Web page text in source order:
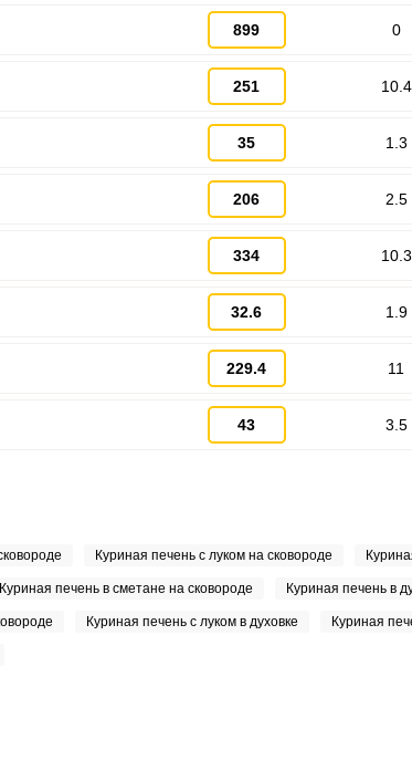
899 0
251 10.4
35 1.3
206 2.5
334 10.3
32.6 1.9
229.4 11
43 3.5
Куриная печень с луком на сковороде
Куриная печень в сметане на сковороде Куриная печень в
Куриная печень с луком в духовке Куриная